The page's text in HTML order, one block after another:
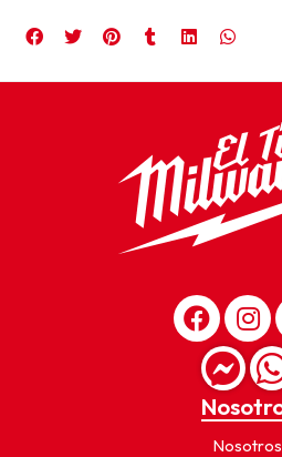
Nosotros